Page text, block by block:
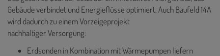
Gebäude verbindet und Energieflüsse optimiert. Auch Baufeld 14A
wird dadurch zu einem Vorzeigeprojekt
nachhaltiger Versorgung:
Erdsonden in Kombination mit Wärmepumpen liefern